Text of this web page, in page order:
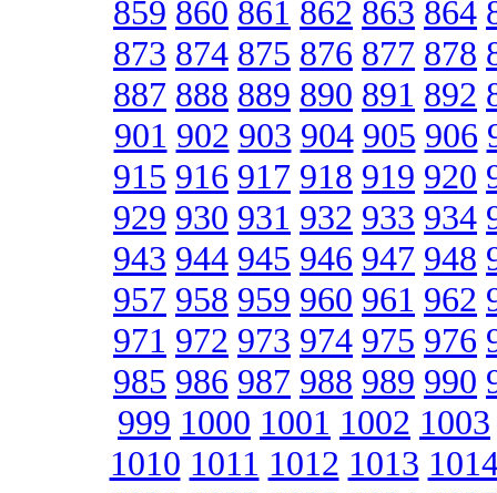
859 860 861 862 863 864
873 874 875 876 877 878
887 888 889 890 891 892
901 902 903 904 905 906
915 916 917 918 919 920
929 930 931 932 933 934
943 944 945 946 947 948
957 958 959 960 961 962
971 972 973 974 975 976
985 986 987 988 989 990
999 1000 1001 1002 1003
1010 1011 1012 1013